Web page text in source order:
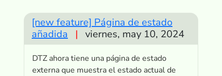
[new feature] Página de estado
añadida
| viernes, may 10, 2024
DTZ ahora tiene una página de estado
externa que muestra el estado actual de